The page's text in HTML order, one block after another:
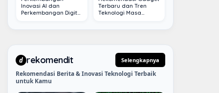
Inovasi AI dan
Perkembangan Digital
Terbaru dan Tren
Teknologi Masa
d rekomendit Selengkapnya
Rekomendasi Berita & Inovasi Teknologi Terbaik
untuk Kamu